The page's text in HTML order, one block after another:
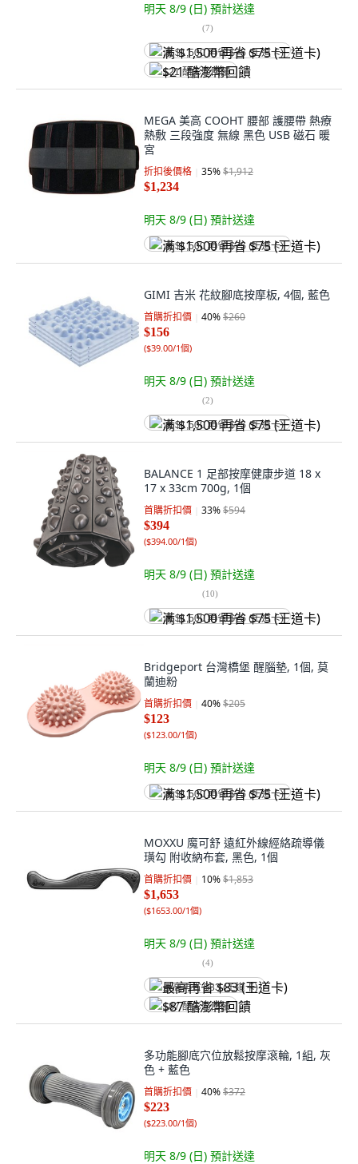
明天 8/9 (日) 預計送達
(7)
满 $1,500 再省 $75 (王道卡)
$21 酷澎幣回饋
MEGA 美高 COOHT 腰部 護腰帶 熱療
熱敷 三段強度 無線 黑色 USB 磁石 暖
宮
折扣後價格 35%$1,912
$1,234
明天 8/9 (日) 預計送達
满 $1,500 再省 $75 (王道卡)
GIMI 吉米 花紋腳底按摩板, 4個, 藍色
首購折扣價 40%$260
$156
($39.00/1個)
明天 8/9 (日) 預計送達
(2)
满 $1,500 再省 $75 (王道卡)
BALANCE 1 足部按摩健康步道 18 x
17 x 33cm 700g, 1個
首購折扣價 33%$594
$394
($394.00/1個)
明天 8/9 (日) 預計送達
(10)
满 $1,500 再省 $75 (王道卡)
Bridgeport 台灣橋堡 醒腦墊, 1個, 莫
蘭迪粉
首購折扣價 40%$205
$123
($123.00/1個)
明天 8/9 (日) 預計送達
满 $1,500 再省 $75 (王道卡)
MOXXU 魔可舒 遠紅外線經絡疏導儀
璜勾 附收納布套, 黑色, 1個
首購折扣價 10%$1,853
$1,653
($1653.00/1個)
明天 8/9 (日) 預計送達
(4)
最高再省 $83 (王道卡)
$87 酷澎幣回饋
多功能腳底穴位放鬆按摩滾輪, 1組, 灰
色 + 藍色
首購折扣價 40%$372
$223
($223.00/1個)
明天 8/9 (日) 預計送達